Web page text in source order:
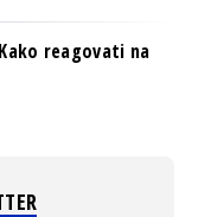
reagovati na